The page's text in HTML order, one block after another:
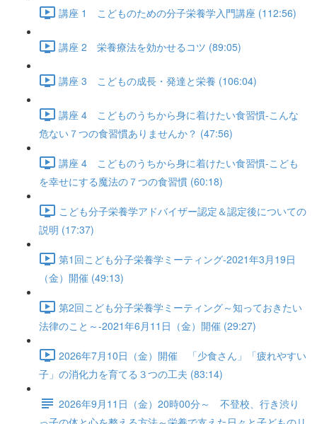
講座 1 ​こどものための分子栄養学入門講座 (112:56)
講座 2 栄養療法を効かせるコツ (89:05)
講座 3 こどもの成長・発達と栄養 (106:04)
講座 4 こどものうちから身に着けたい食習慣-こんな
危ない７つの食習慣ありませんか？ (47:56)
講座 4 こどものうちから身に着けたい食習慣-こども
を幸せにする魔法の７つの食習慣 (60:18)
こども分子栄養学アドバイザー認定＆認定後についての
説明 (17:37)
第1回こども分子栄養学ミーティング-2021年3月19日
（金）開催 (49:13)
第2回こども分子栄養学ミーティング～知っておきたい
法律のこと～-2021年6月11日（金）開催 (29:27)
2026年7月10日（金）開催 「少食さん」「疲れやすい
子」の消化力を育てる３つの工夫 (83:14)
2026年9月11日（金）20時00分～ 不登校、行き渋り